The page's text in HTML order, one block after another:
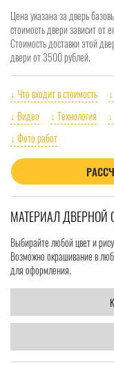
Цена указана за дверь
стоимость двери зависит от
Стоимость доставки этой
двери от 3500 рублей.
↓ Что входит в стоимость
↓ Видео
↓ Технология
↓ Фото работ
МАТЕРИАЛ ДВЕРНОЙ
Выбирайте любой цвет и
Возможно окрашивание в
для оформления.